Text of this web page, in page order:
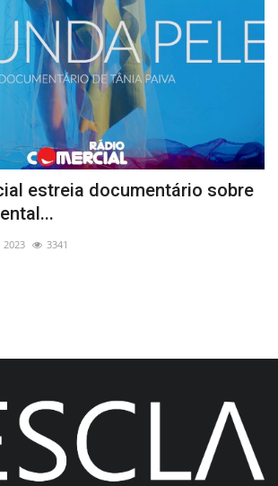
estreia documentário sobre
2023 3341